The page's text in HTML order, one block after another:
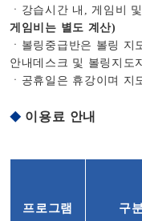
ㆍ 강습시간 내 게임비
게임비는 별도 계산)
ㆍ 볼링중급반은 볼링 지
안내데스크 및 볼링지도
ㆍ공휴일은 휴강이며
◆ 이용료 안내
프로그램 구